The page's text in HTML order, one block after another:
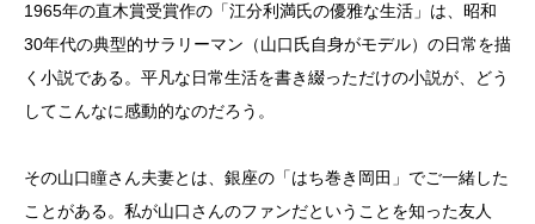
1965年の直木賞受賞作の「江分利満氏の優雅な生活」は、昭和
30年代の典型的サラリーマン（山口氏自身がモデル）の日常を描
く小説である。平凡な日常生活を書き綴っただけの小説が、どう
してこんなに感動的なのだろう。
その山口瞳さん夫妻とは、銀座の「はち巻き岡田」でご一緒した
ことがある。私が山口さんのファンだということを知った友人